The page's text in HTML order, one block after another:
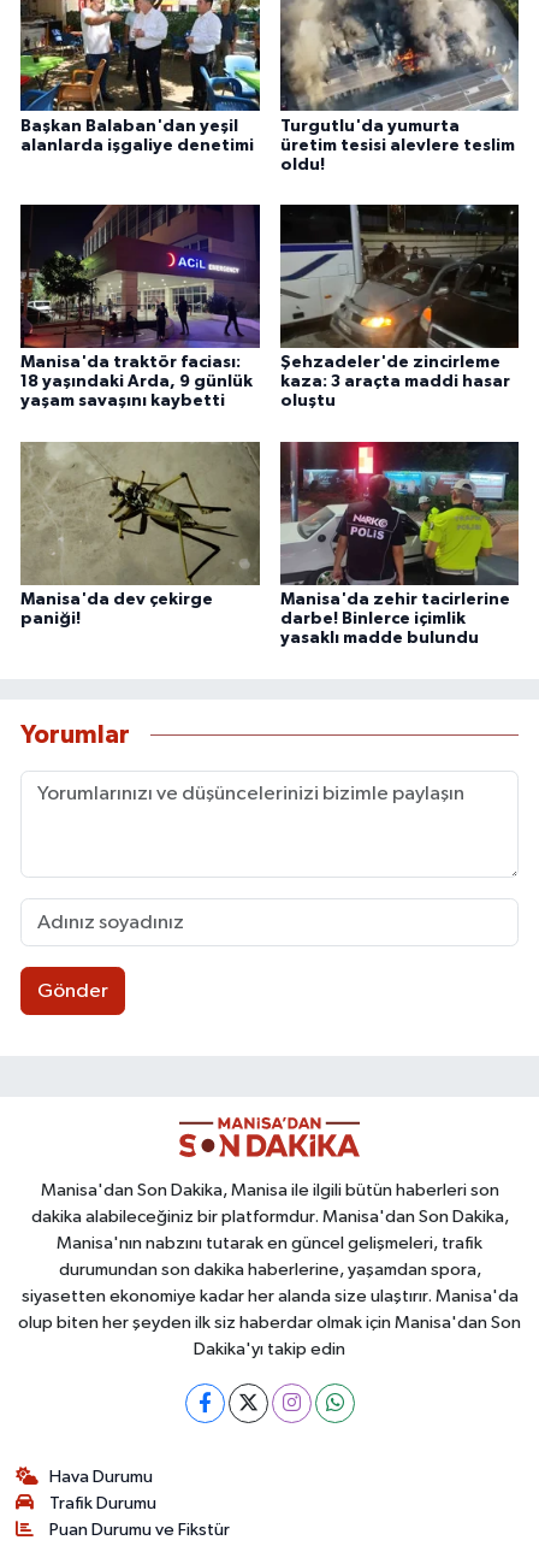
Başkan Balaban'dan yeşil
alanlarda işgaliye denetimi
Turgutlu'da yumurta
üretim tesisi alevlere teslim
oldu!
Manisa'da traktör faciası:
18 yaşındaki Arda, 9 günlük
yaşam savaşını kaybetti
Şehzadeler'de zincirleme
kaza: 3 araçta maddi hasar
oluştu
Manisa'da dev çekirge
paniği!
Manisa'da zehir tacirlerine
darbe! Binlerce içimlik
yasaklı madde bulundu
Yorumlar
Gönder
Manisa'dan Son Dakika, Manisa ile ilgili bütün haberleri son
dakika alabileceğiniz bir platformdur. Manisa'dan Son Dakika,
Manisa'nın nabzını tutarak en güncel gelişmeleri, trafik
durumundan son dakika haberlerine, yaşamdan spora,
siyasetten ekonomiye kadar her alanda size ulaştırır. Manisa'da
olup biten her şeyden ilk siz haberdar olmak için Manisa'dan Son
Dakika'yı takip edin
Hava Durumu
Trafik Durumu
Puan Durumu ve Fikstür